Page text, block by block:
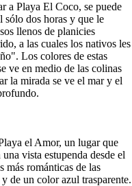
a Playa El Coco, se puede
dos horas y que le
llenos de planicies
a las cuales los nativos les
Los colores de estas
ve en medio de las colinas
la mirada se ve el mar y el
el Amor, un lugar que
vista estupenda desde el
más románticas de las
de un color azul trasparente.